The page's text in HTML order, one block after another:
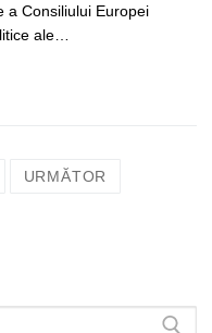
a Consiliului Europei
ale…
URMĂTOR